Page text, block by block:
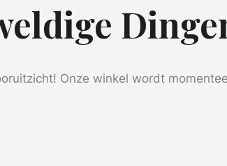
Onze winkel wordt